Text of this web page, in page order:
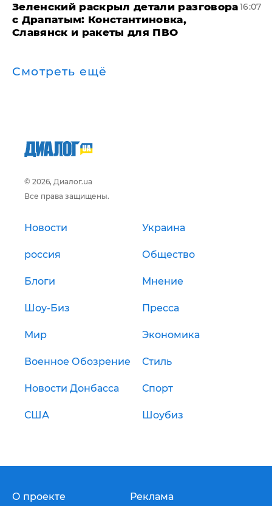
​Зеленский раскрыл детали разговора
с Драпатым: Константиновка,
Славянск и ракеты для ПВО
16:07
Смотреть ещё
© 2026, Диалог.ua
Все права защищены.
Новости Украина
россия Общество
Блоги Мнение
Шоу-Биз Пресса
Мир Экономика
Военное Обозрение Стиль
Новости Донбасса Спорт
США Шоубиз
О проекте Реклама